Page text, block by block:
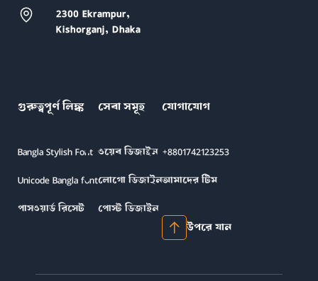
2300 Ekrampur,
Kishorganj, Dhaka
গুরুত্বপূর্ণ লিঙ্ক
Bangla Stylish Font
Unicode Bangla font
পাসওয়ার্ড রিসেট
সেবা সমূহ
ওয়েব ডিজাইন
লোগো ডিজাইন
পোস্ট ডিজাইন
যোগাযোগ
+8801742123253
আমাদের টিম
উপরে যান